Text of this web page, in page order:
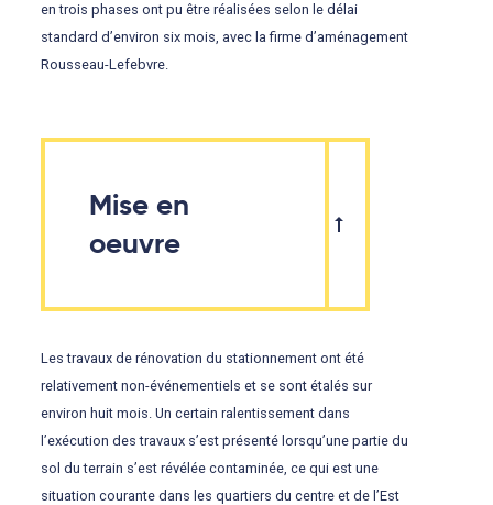
en trois phases ont pu être réalisées selon le délai
standard d’environ six mois, avec la firme d’aménagement
Rousseau-Lefebvre.
Mise en
oeuvre
Les travaux de rénovation du stationnement ont été
relativement non-événementiels et se sont étalés sur
environ huit mois. Un certain ralentissement dans
l’exécution des travaux s’est présenté lorsqu’une partie du
sol du terrain s’est révélée contaminée, ce qui est une
situation courante dans les quartiers du centre et de l’Est